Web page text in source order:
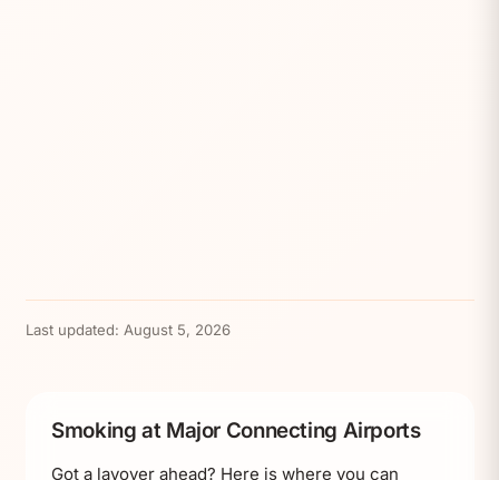
Last updated: August 5, 2026
Smoking at Major Connecting Airports
Got a layover ahead? Here is where you can